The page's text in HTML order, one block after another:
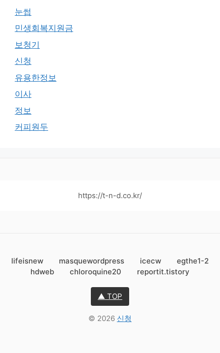
눈썹
민생회복지원금
보청기
신청
유용한정보
이사
정보
커피원두
https://t-n-d.co.kr/
lifeisnew masquewordpress icecw
egthe1-2
hdweb
chloroquine20 reportit.tistory
▲ TOP
© 2026 신청